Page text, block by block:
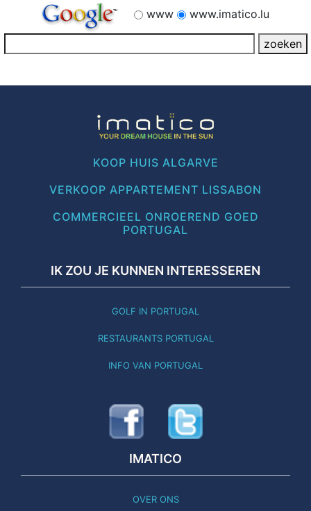
www
www.imatico.lu
KOOP HUIS ALGARVE
VERKOOP APPARTEMENT LISSABON
COMMERCIEEL ONROEREND GOED
PORTUGAL
IK ZOU JE KUNNEN INTERESSEREN
GOLF IN PORTUGAL
RESTAURANTS PORTUGAL
INFO VAN PORTUGAL
IMATICO
OVER ONS